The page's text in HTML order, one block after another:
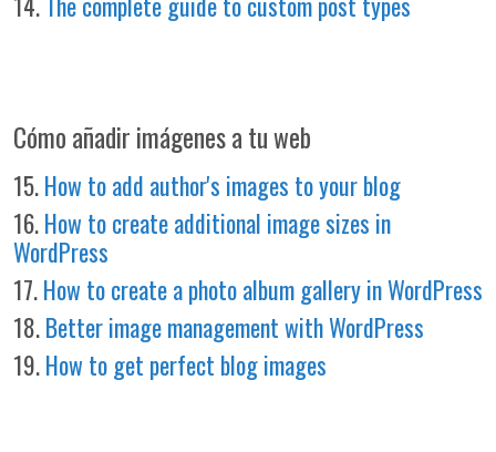
Cómo añadir imágenes a tu web
15.How to add author's images to your blog
16.How to create additional image sizes in
WordPress
17.How to create a photo album gallery in WordPress
18.Better image management with WordPress
19.How to get perfect blog images